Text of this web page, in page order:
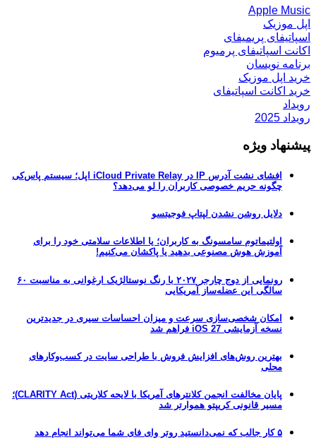
Apple Music
اپل موزیک
اسپاتیفای پریمیفای
اکانت اسپاتیفای پرمیوم
برنامه نویسان
خرید اپل موزیک
خرید اکانت اسپاتیفای
رویداد
رویداد 2025
پیشنهاد ویژه
افشای نشت آدرس IP در iCloud Private Relay اپل؛ سیستم پاس‌کی
چگونه حریم خصوصی کاربران را لو می‌دهد؟
دلایل روشن نشدن لپتاپ فوجیتسو
اولتیماتوم سامسونگ به کاربران؛ یا اطلاعات سلامتی خود را برای
آموزش هوش مصنوعی بدهید یا پاکشان می‌کنیم!
رونمایی از دوج چارجر ۲۰۲۷ با رنگ نوستالژیک ارغوانی به مناسبت ۶۰
سالگی این عضله‌ساز آمریکایی
امکان شخصی‌سازی سرعت و میزان احساسات سیری در جدیدترین
نسخه آزمایشی iOS 27 فراهم شد
بهترین روش‌های افزایش فروش با طراحی سایت در کسب‌وکارهای
محلی
پایان مخالفت انجمن کلانترهای آمریکا با لایحه کلاریتی (CLARITY Act)؛
مسیر قانونی کریپتو هموارتر شد
۵ کار جالب که نمی‌دانستید روتر وای فای شما می‌تواند انجام دهد